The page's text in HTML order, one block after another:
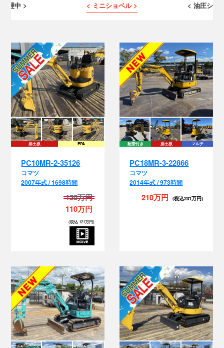
理中 > < ミニショベル > < 油圧ショ
排土板 EPA
PC10MR-2-35126
コマツ
2007年式 / 1698時間
120万円
110万円
(税込 121万円)
配管付き 排土板 マルチ
PC18MR-3-22866
コマツ
2014年式 / 973時間
210万円(税込231万円)